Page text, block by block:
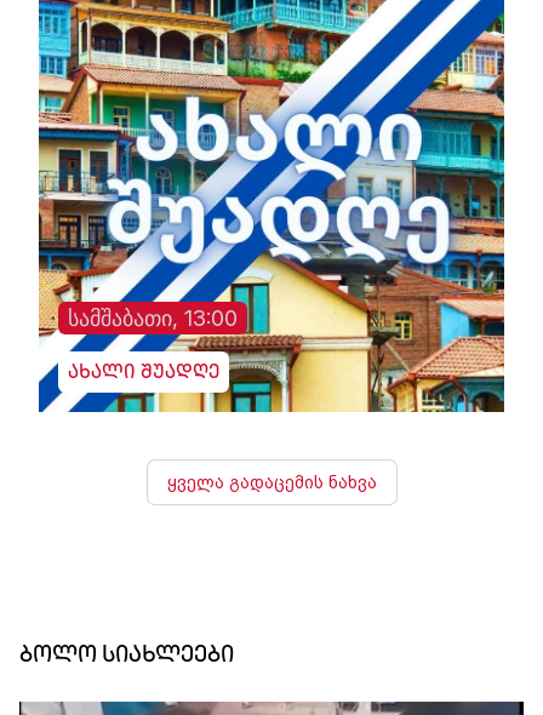
სამშაბათი, 13:00
ახალი შუადღე
ყველა გადაცემის ნახვა
ბოლო სიახლეები